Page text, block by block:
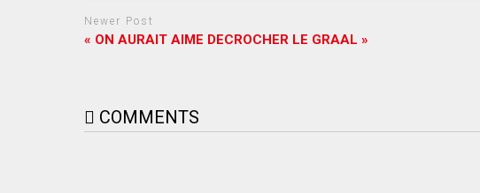
Newer Post
« ON AURAIT AIME DECROCHER LE GRAAL »
COMMENTS